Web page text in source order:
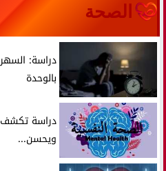
الصحة
دراسة:
بالوحدة
دراسة تكشف:
ويحسن...